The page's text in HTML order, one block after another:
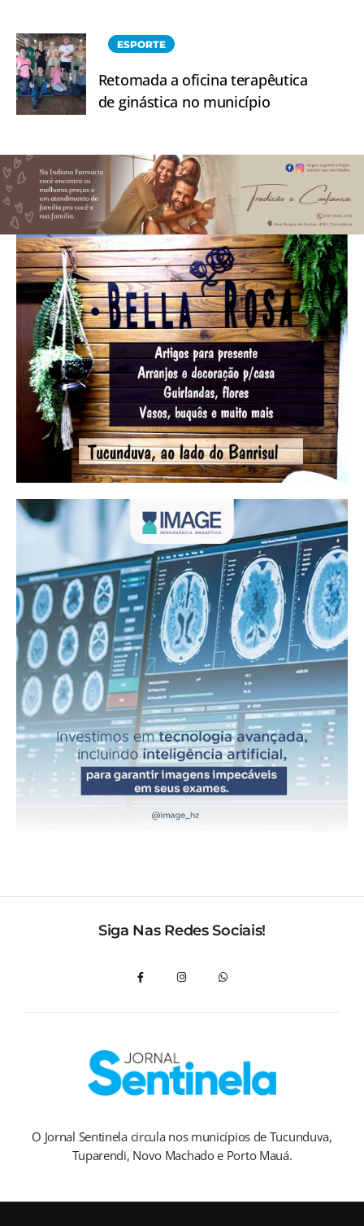
ESPORTE
Retomada a oficina terapêutica
de ginástica no município
Siga Nas Redes Sociais!
O Jornal Sentinela circula nos municípios de Tucunduva,
Tuparendi, Novo Machado e Porto Mauá.